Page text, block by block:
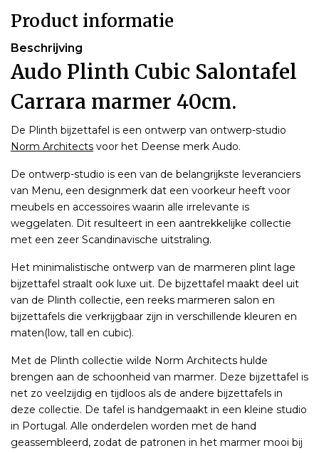
Product informatie
Beschrijving
Audo Plinth Cubic Salontafel
Carrara marmer 40cm.
De Plinth bijzettafel is een ontwerp van ontwerp-studio
Norm Architects voor het Deense merk Audo.
De ontwerp-studio is een van de belangrijkste leveranciers
van Menu, een designmerk dat een voorkeur heeft voor
meubels en accessoires waarin alle irrelevante is
weggelaten. Dit resulteert in een aantrekkelijke collectie
met een zeer Scandinavische uitstraling.
Het minimalistische ontwerp van de marmeren plint lage
bijzettafel straalt ook luxe uit. De bijzettafel maakt deel uit
van de Plinth collectie, een reeks marmeren salon en
bijzettafels die verkrijgbaar zijn in verschillende kleuren en
maten(low, tall en cubic).
Met de Plinth collectie wilde Norm Architects hulde
brengen aan de schoonheid van marmer. Deze bijzettafel is
net zo veelzijdig en tijdloos als de andere bijzettafels in
deze collectie. De tafel is handgemaakt in een kleine studio
in Portugal. Alle onderdelen worden met de hand
geassembleerd, zodat de patronen in het marmer mooi bij